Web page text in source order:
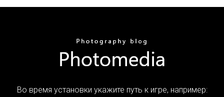
Во время установки укажите путь к игре, например: